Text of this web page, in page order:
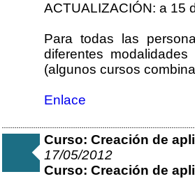
ACTUALIZACIÓN: a 15
Para todas las
diferentes
(algunos cursos
Enlace
Curso: Creación de
17/05/2012
Curso: Creación de